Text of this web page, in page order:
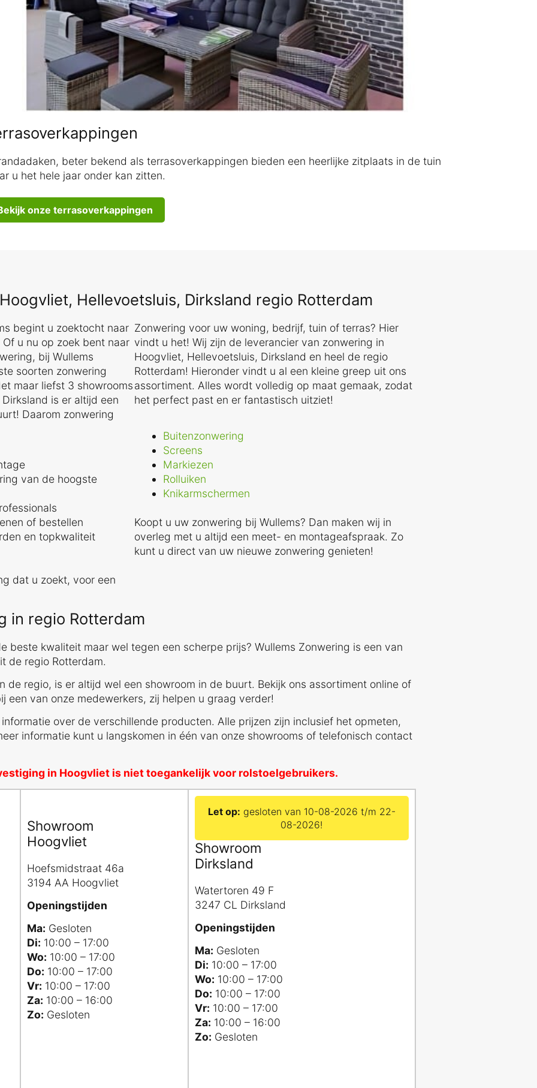
beter bekend als terrasoverkappingen bieden een heerlijke zitplaats in de tuin
u het hele jaar onder kan zitten.
onze terrasoverkappingen
Hellevoetsluis, Dirksland regio Rotterdam
begint u zoektocht naar
u nu op zoek bent naar
bij Wullems
soorten zonwering
maar liefst 3 showrooms
is er altijd een
Daarom zonwering
van de hoogste
of bestellen
en topkwaliteit
dat u zoekt, voor een
Zonwering voor uw woning, bedrijf, tuin of terras? Hier
vindt u het! Wij zijn de leverancier van zonwering in
Hoogvliet, Hellevoetsluis, Dirksland en heel de regio
Rotterdam! Hieronder vindt u al een kleine greep uit ons
assortiment. Alles wordt volledig op maat gemaak, zodat
het perfect past en er fantastisch uitziet!
Buitenzonwering
Screens
Markiezen
Rolluiken
Knikarmschermen
Koopt u uw zonwering bij Wullems? Dan maken wij in
overleg met u altijd een meet- en montageafspraak. Zo
kunt u direct van uw nieuwe zonwering genieten!
in regio Rotterdam
beste kwaliteit maar wel tegen een scherpe prijs? Wullems Zonwering is een van
de regio Rotterdam.
de regio, is er altijd wel een showroom in de buurt. Bekijk ons assortiment online of
een van onze medewerkers, zij helpen u graag verder!
over de verschillende producten. Alle prijzen zijn inclusief het opmeten,
informatie kunt u langskomen in één van onze showrooms of telefonisch contact
in Hoogvliet is niet toegankelijk voor rolstoelgebruikers.
Showroom
Hoogvliet
Hoefsmidstraat 46a
3194 AA Hoogvliet
Openingstijden
Ma: Gesloten
Di: 10:00 – 17:00
Wo: 10:00 – 17:00
Do: 10:00 – 17:00
Vr: 10:00 – 17:00
Za: 10:00 – 16:00
Zo: Gesloten
Let op: gesloten van 10-08-2026 t/m 22-
08-2026!
Showroom
Dirksland
Watertoren 49 F
3247 CL Dirksland
Openingstijden
Ma: Gesloten
Di: 10:00 – 17:00
Wo: 10:00 – 17:00
Do: 10:00 – 17:00
Vr: 10:00 – 17:00
Za: 10:00 – 16:00
Zo: Gesloten